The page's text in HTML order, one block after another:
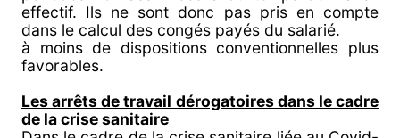
effectif. Ils ne sont donc pas pris en compte
dans le calcul des congés payés du salarié.
à moins de dispositions conventionnelles plus
favorables.
Les arrêts de travail dérogatoires dans le cadre
de la crise sanitaire